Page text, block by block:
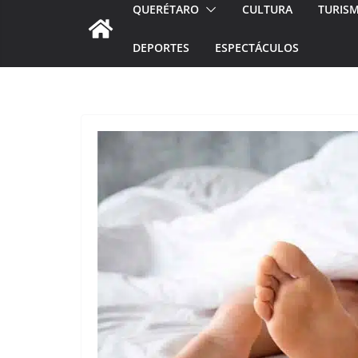
QUERÉTARO CULTURA
DEPORTES ESPECTÁCULOS